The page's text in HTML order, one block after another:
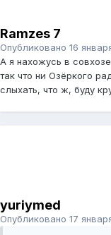
Ramzes 7
Опубликовано 16
А я нахожусь в
так что ни Озёркого
слыхать, что ж, буду
yuriymed
Опубликовано 17